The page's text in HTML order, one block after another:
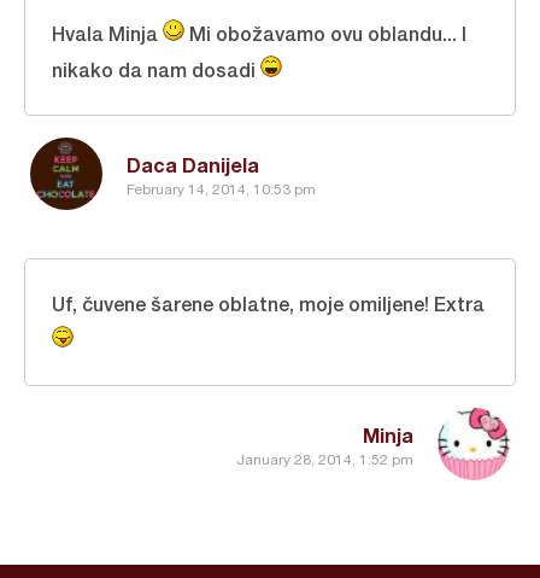
Daca Danijela
February 14, 2014, 10:53 pm
Hvala Minja
Mi obožavamo ovu oblandu... I
nikako da nam dosadi
Minja
January 28, 2014, 1:52 pm
Uf, čuvene šarene oblatne, moje omiljene! Extra